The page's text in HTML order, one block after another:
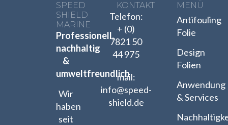
SPEED
SHIELD
MARINE
Professionell,
nachhaltig
&
umweltfreundlich
Wir
haben
seit
KONTAKT
Telefon:
+ (0)
7821 50
44 975
mail:
info@speed-
shield.de
MENÜ
Antifouling
Folie
Design
Folien
Anwendung
& Services